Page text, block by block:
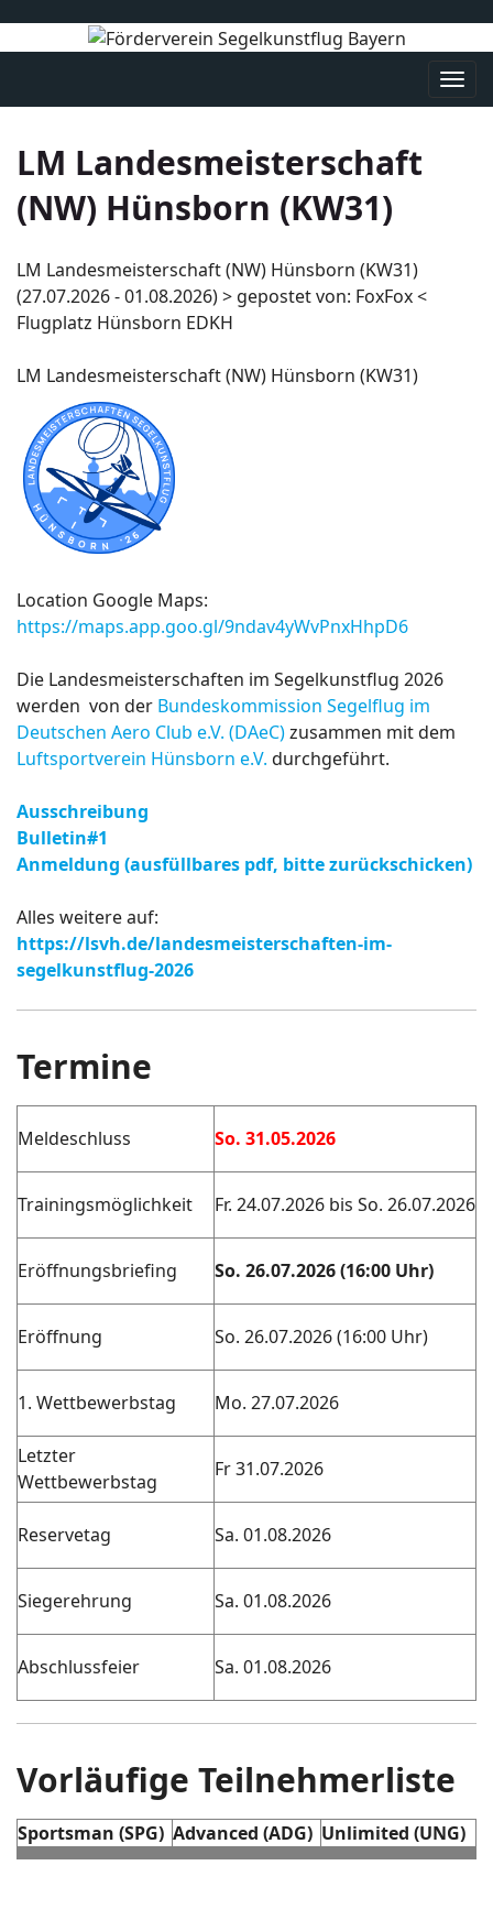
LM Landesmeisterschaft
(NW) Hünsborn (KW31)
LM Landesmeisterschaft (NW) Hünsborn (KW31)
(27.07.2026 - 01.08.2026) > gepostet von: FoxFox <
Flugplatz Hünsborn EDKH
LM Landesmeisterschaft (NW) Hünsborn (KW31)
Location Google Maps:
https://maps.app.goo.gl/9ndav4yWvPnxHhpD6
Die Landesmeisterschaften im Segelkunstflug 2026
werden von der Bundeskommission Segelflug im
Deutschen Aero Club e.V. (DAeC)zusammen mit dem
Luftsportverein Hünsborn e.V. durchgeführt.
Ausschreibung
Bulletin#1
Anmeldung (ausfüllbares pdf, bitte zurückschicken)
Alles weitere auf:
https://lsvh.de/landesmeisterschaften-im-
segelkunstflug-2026
Termine
Meldeschluss So. 31.05.2026
Trainingsmöglichkeit Fr. 24.07.2026 bis So. 26.07.2026
Eröffnungsbriefing So. 26.07.2026 (16:00 Uhr)
Eröffnung So. 26.07.2026 (16:00 Uhr)
1. Wettbewerbstag Mo. 27.07.2026
Letzter
Wettbewerbstag
Fr 31.07.2026
Reservetag Sa. 01.08.2026
Siegerehrung Sa. 01.08.2026
Abschlussfeier Sa. 01.08.2026
Vorläufige Teilnehmerliste
Sportsman (SPG) Advanced (ADG) Unlimited (UNG)